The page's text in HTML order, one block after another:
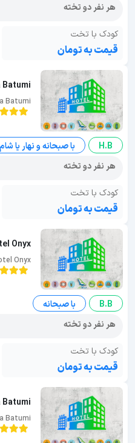
هر نفر دو تخته
کودک با تخت
قیمت به تومان
Batumi
H.B
با صبحانه و نهار یا شام
هر نفر دو تخته
کودک با تخت
قیمت به تومان
Onyx
Onyx
B.B
با صبحانه
هر نفر دو تخته
کودک با تخت
قیمت به تومان
Batumi